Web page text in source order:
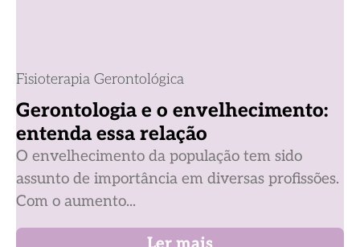
Fisioterapia Gerontológica
Gerontologia e o envelhecimento:
entenda essa relação
O envelhecimento da população tem sido
assunto de importância em diversas profissões.
Com o aumento...